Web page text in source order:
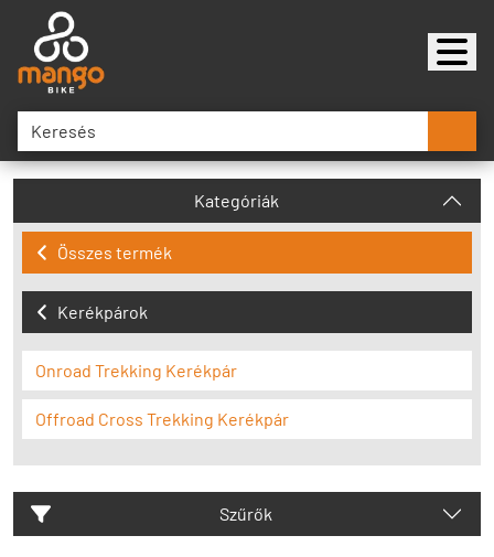
Kategóriák
Összes termék
Kerékpárok
Onroad Trekking Kerékpár
Offroad Cross Trekking Kerékpár
Szűrők